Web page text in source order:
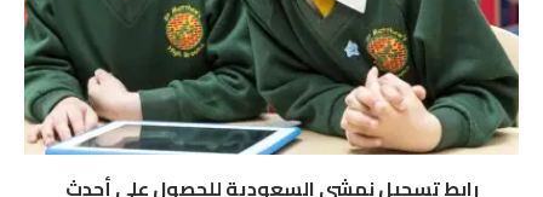
رابط تسجيل نمشي السعودية للحصول على أحدث